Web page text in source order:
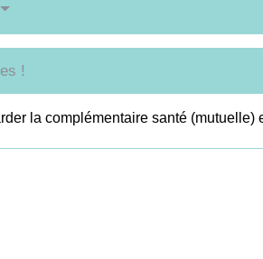
!
la complémentaire santé (mutuelle)